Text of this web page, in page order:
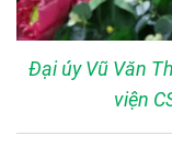
Đại úy Vũ Văn
viện